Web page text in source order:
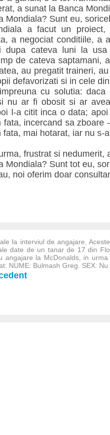
a sunat la Banca
Mondiala? Sunt eu,
a facut un
a negociat conditiile, a
dupa cateva luni la
de cateva saptamani,
au pregatit traineri,
defavorizati si in cele
cu solutia:
nu ar fi obosit si ar
l-a citit inca o data;
fata, incercand sa
fata, mai hotarat, iar nu s-
frustrat si nedumerit,
Mondiala? Sunt tot eu,
noi oferim doar
la interviul de angajare.
date de un tanar de 17 din
angajare la McDonalds, in urma
NUME: Bulmash Greg. SEX: Nu